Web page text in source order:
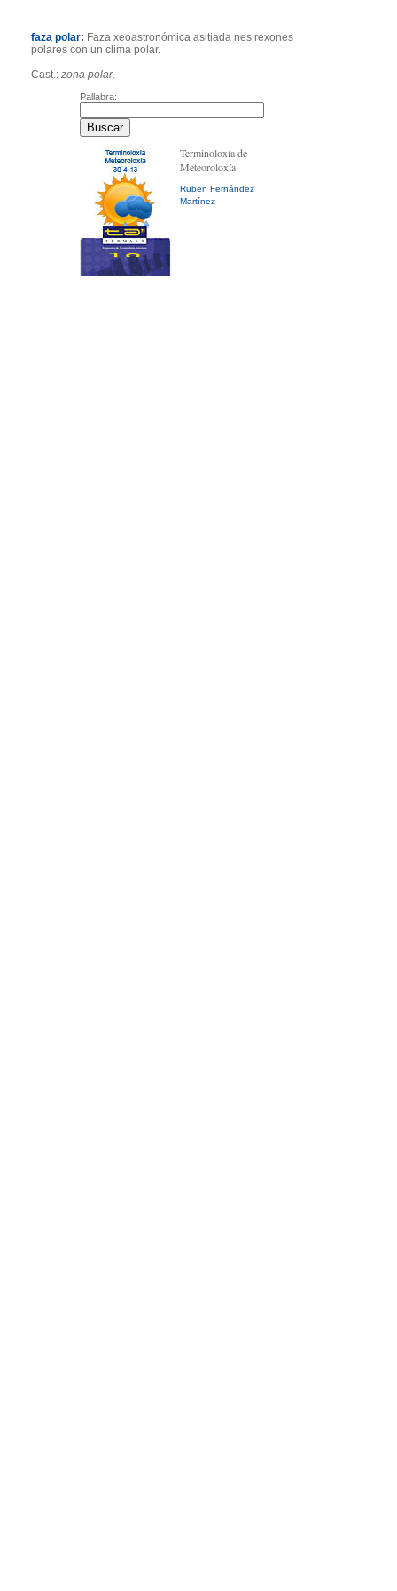
faza polar: Faza xeoastronómica asitiada nes rexones
polares con un clima polar.
Cast.: zona polar.
Pallabra:
Terminoloxía de
Meteoroloxía
Ruben Fernández
Martínez